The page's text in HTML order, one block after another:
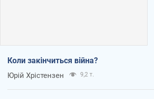
Коли закінчиться війна?
Юрій Хрістензен 9,2 т.